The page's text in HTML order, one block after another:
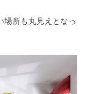
場所も丸見えとなっ